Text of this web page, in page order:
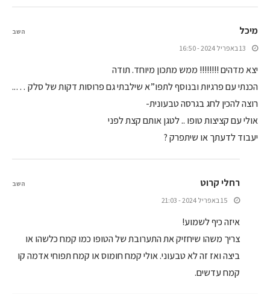
מיכל
13 באפריל 2024 - 16:50
יצא מדהים !!!!!!!! ממש מתכון מיוחד. תודה
הכנתי עם פרגיות ובנוסף לתפו”א שילבתי גם פרוסות דקות של סלק …..
רוצה להכין לחג בגרסה טבעונית-
אולי עם קציצות טופו .. לטגן אותם קצת לפני
יעבוד לדעתך או שיתפרק ?
השב
רחלי קרוט
15 באפריל 2024 - 21:03
איזה כיף לשמוע!
צריך משהו שיחזיק את התערובת של הטופו כמו קמח כלשהו או
ביצה ואז זה לא טבעוני. אולי קמח חומוס או קמח תפוחי אדמה קו
קמח עדשים.
השב